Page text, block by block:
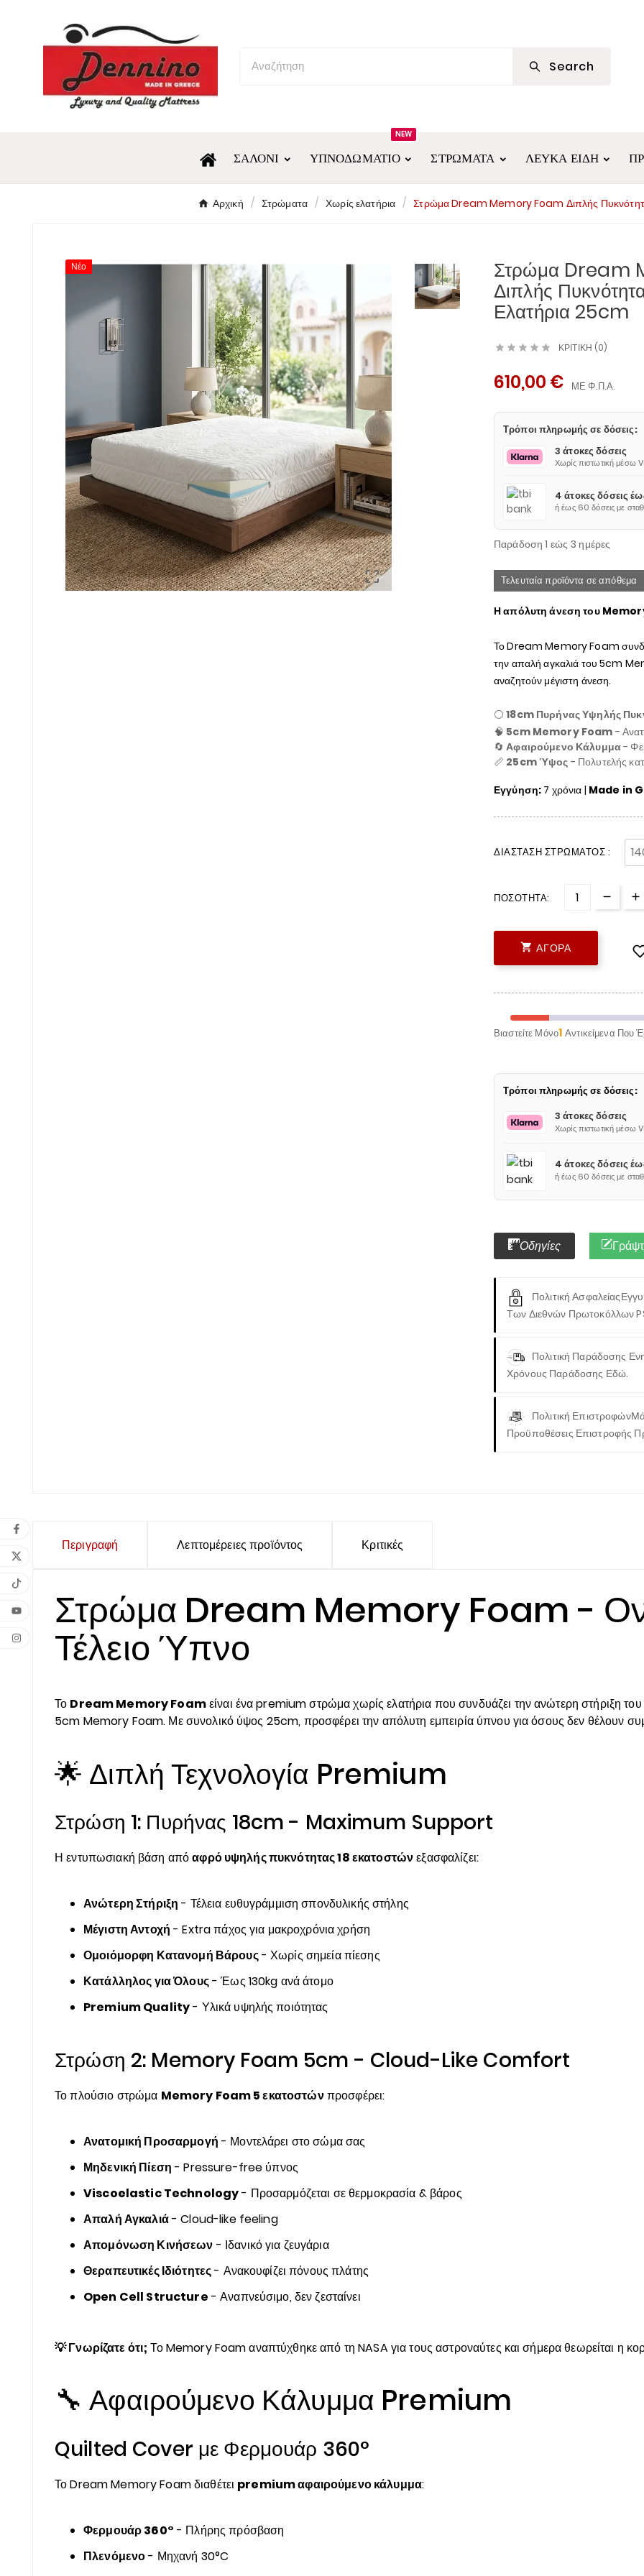
Search
ΣΑΛΌΝΙ ΥΠΝΟΔΩΜΆΤΙΟ
NEW
ΣΤΡΏΜΑΤΑ ΛΕΥΚΆ ΕΊΔΗ
Αρχική Στρώματα Χωρίς ελατήρια Στρώμα Dream Memory Foam Διπλής
Νέο

Στρώμα Dream
Διπλής
Ελατήρια 25cm
     ΚΡΙΤΙΚΉ (0)
610,00 € ΜΕ Φ.Π.Α.
Τρόποι πληρωμής σε δόσεις:
3 άτοκες δόσεις
Χωρίς πιστωτική μέσω
4 άτοκες δόσεις
ή έως 60 δόσεις με
Παράδοση 1 εώς 3 ημέρες
Τελευταία προϊόντα σε απόθεμα
Η απόλυτη άνεση του
Το Dream Memory Foam
την απαλή αγκαλιά του 5cm
αναζητούν μέγιστη άνεση.
⚪18cm Πυρήνας Υψηλής
🧠 5cm Memory Foam -
🔄Αφαιρούμενο Κάλυμμα-
📏 25cm Ύψος - Πολυτελής
Εγγύηση: 7 χρόνια | Made in
ΔΙΆΣΤΑΣΗ ΣΤΡΏΜΑΤΟΣ :
ΠΟΣΌΤΗΤΑ:
 ΑΓΟΡΆ
Βιαστείτε Μόνο1 Αντικείμενα Που
Τρόποι πληρωμής σε δόσεις:
3 άτοκες δόσεις
Χωρίς πιστωτική μέσω
4 άτοκες δόσεις
ή έως 60 δόσεις με
Οδηγίες
Πολιτική Ασφαλείας
Των Διεθνών Πρωτοκόλλων
Πολιτική Παράδοσης
Χρόνους Παράδοσης Εδώ.
Πολιτική Επιστροφών
Προϋποθέσεις Επιστροφής
Περιγραφή Λεπτομέρειες προϊόντος Κριτικές
Στρώμα Dream Memory Foam -
Τέλειο Ύπνο
Το Dream Memory Foamείναι ένα premium στρώμα χωρίς ελατήρια που συνδυάζει την ανώτερη στήριξη
5cm Memory Foam. Με συνολικό ύψος 25cm, προσφέρει την απόλυτη εμπειρία ύπνου για όσους δεν θέλουν
🌟 Διπλή Τεχνολογία Premium
Στρώση 1: Πυρήνας 18cm - Maximum Support
Η εντυπωσιακή βάση απόαφρό υψηλής πυκνότητας 18 εκατοστώνεξασφαλίζει:
Ανώτερη Στήριξη - Τέλεια ευθυγράμμιση σπονδυλικής στήλης
Μέγιστη Αντοχή - Extra πάχος για μακροχρόνια χρήση
Ομοιόμορφη Κατανομή Βάρους- Χωρίς σημεία πίεσης
Κατάλληλος για Όλους- Έως 130kg ανά άτομο
Premium Quality- Υλικά υψηλής ποιότητας
Στρώση 2: Memory Foam 5cm - Cloud-Like Comfort
Το πλούσιο στρώμα Memory Foam 5 εκατοστώνπροσφέρει:
Ανατομική Προσαρμογή - Μοντελάρει στο σώμα σας
Μηδενική Πίεση - Pressure-free ύπνος
Viscoelastic Technology- Προσαρμόζεται σε θερμοκρασία & βάρος
Απαλή Αγκαλιά- Cloud-like feeling
Απομόνωση Κινήσεων - Ιδανικό για ζευγάρια
Θεραπευτικές Ιδιότητες- Ανακουφίζει πόνους πλάτης
Open Cell Structure - Αναπνεύσιμο, δεν ζεσταίνει
💡 Γνωρίζατε ότι; Το Memory Foam αναπτύχθηκε από τη NASA για τους αστροναύτες και σήμερα θεωρείται η
🔧 Αφαιρούμενο Κάλυμμα Premium
Quilted Cover με Φερμουάρ 360°
Το Dream Memory Foam διαθέτει premium αφαιρούμενο κάλυμμα:
Φερμουάρ 360° - Πλήρης πρόσβαση
Πλενόμενο- Μηχανή 30°C